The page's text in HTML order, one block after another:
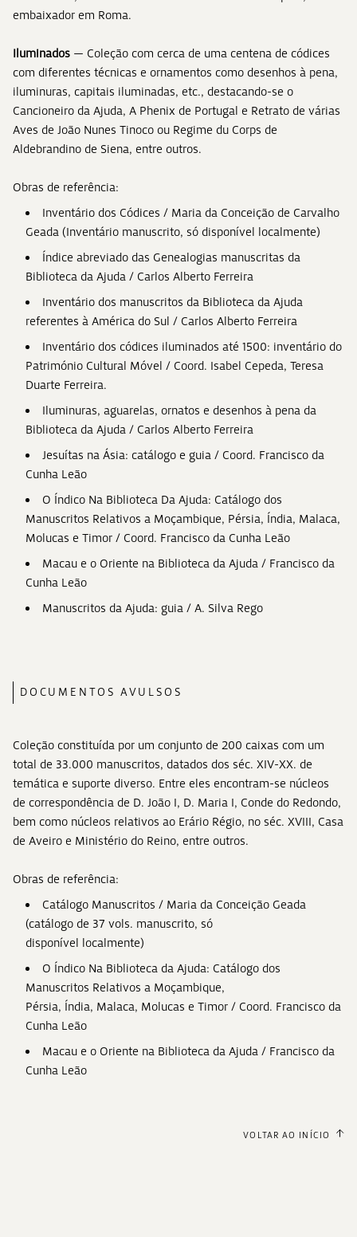
embaixador em Roma.
Iluminados — Coleção com cerca de uma centena de códices
com diferentes técnicas e ornamentos como desenhos à pena,
iluminuras, capitais iluminadas, etc., destacando-se o
Cancioneiro da Ajuda, A Phenix de Portugal e Retrato de várias
Aves de João Nunes Tinoco ou Regime du Corps de
Aldebrandino de Siena, entre outros.
Obras de referência:
Inventário dos Códices / Maria da Conceição de Carvalho
Geada (Inventário manuscrito, só disponível localmente)
Índice abreviado das Genealogias manuscritas da
Biblioteca da Ajuda / Carlos Alberto Ferreira
Inventário dos manuscritos da Biblioteca da Ajuda
referentes à América do Sul / Carlos Alberto Ferreira
Inventário dos códices iluminados até 1500: inventário do
Património Cultural Móvel / Coord. Isabel Cepeda, Teresa
Duarte Ferreira.
Iluminuras, aguarelas, ornatos e desenhos à pena da
Biblioteca da Ajuda / Carlos Alberto Ferreira
Jesuítas na Ásia: catálogo e guia / Coord. Francisco da
Cunha Leão
O Índico Na Biblioteca Da Ajuda: Catálogo dos
Manuscritos Relativos a Moçambique, Pérsia, Índia, Malaca,
Molucas e Timor / Coord. Francisco da Cunha Leão
Macau e o Oriente na Biblioteca da Ajuda / Francisco da
Cunha Leão
Manuscritos da Ajuda: guia / A. Silva Rego
DOCUMENTOS AVULSOS
Coleção constituída por um conjunto de 200 caixas com um
total de 33.000 manuscritos, datados dos séc. XIV-XX. de
temática e suporte diverso. Entre eles encontram-se núcleos
de correspondência de D. João I, D. Maria I, Conde do Redondo,
bem como núcleos relativos ao Erário Régio, no séc. XVIII, Casa
de Aveiro e Ministério do Reino, entre outros.
Obras de referência:
Catálogo Manuscritos / Maria da Conceição Geada
(catálogo de 37 vols. manuscrito, só
disponível localmente)
O Índico Na Biblioteca da Ajuda: Catálogo dos
Manuscritos Relativos a Moçambique,
Pérsia, Índia, Malaca, Molucas e Timor / Coord. Francisco da
Cunha Leão
Macau e o Oriente na Biblioteca da Ajuda / Francisco da
Cunha Leão
VOLTAR AO INÍCIO